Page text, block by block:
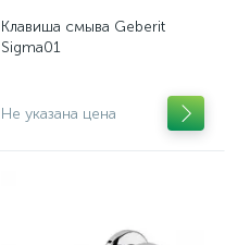
Клавиша смыва Geberit
Sigma01
Не указана цена